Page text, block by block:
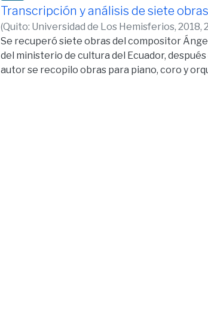
Transcripción y análisis de siete
(Quito: Universidad de Los Hemisferios, 2018,
Se recuperó siete obras del compositor
del ministerio de cultura del Ecuador,
autor se recopilo obras para piano, coro y